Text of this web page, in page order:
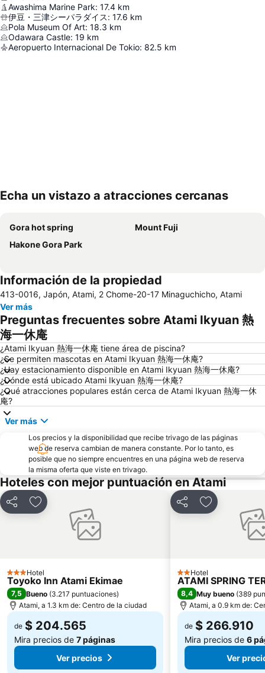
Awashima Marine Park: 17.4 km
伊豆・三津シーパラダイス: 17.6 km
Pola Museum Of Art: 18.3 km
Odawara Castle: 19 km
Aeropuerto Internacional De Tokio: 82.5 km
Echa un vistazo a atracciones cercanas
Gora hot spring
Mount Fuji
Hakone Gora Park
Información de la propiedad
413-0016, Japón, Atami, 2 Chome-20-17 Minaguchicho, Atami
Ver más
Preguntas frecuentes sobre Atami Ikyuan 熱
海一休庵
¿Atami Ikyuan 熱海一休庵 tiene área de piscina?
¿Se permiten mascotas en Atami Ikyuan 熱海一休庵?
¿Hay estacionamiento disponible en Atami Ikyuan 熱海一休庵?
¿Dónde está ubicado Atami Ikyuan 熱海一休庵?
¿Qué atracciones populares están cerca de Atami Ikyuan 熱海一休
庵?
Ver más
Los precios y la disponibilidad que recibe trivago de las páginas
web de reserva cambian de manera constante. Por lo tanto, es
posible que no siempre encuentres en una página web de reserva
la misma oferta que viste en trivago.
Hoteles con mejor puntuación en Atami
CompartirAgregar a favoritos
3 Estrellas
Hotel
Toyoko Inn Atami Ekimae
7,5 Bueno (3.217 puntuaciones)
Atami, a 1.3 km de: Centro de la ciudad
de $ 204.565
Mira precios de 7 páginas
Ver precios
CompartirAgregar a
2 Estrellas
Hotel
ATAMI SPRING
8,4 Muy bueno (389
Atami, a 0.9 km de:
de $ 266.910
Mira precios de 6
Ver